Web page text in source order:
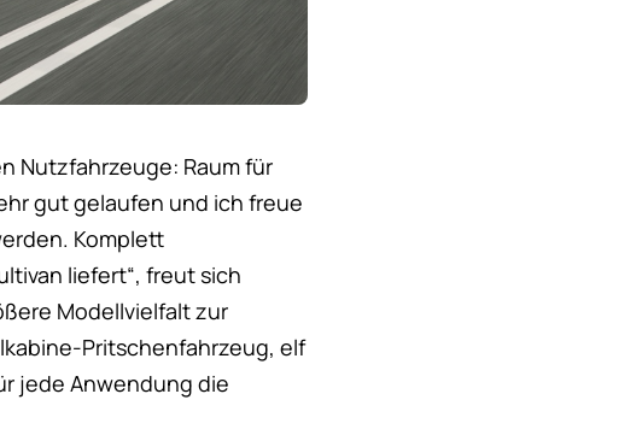
Nutzfahrzeuge: Raum für
gut gelaufen und ich freue
Komplett
liefert“, freut sich
Modellvielfalt zur
Pritschenfahrzeug, elf
jede Anwendung die